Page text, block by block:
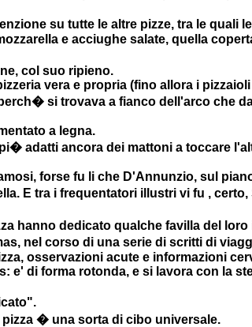
su tutte le altre pizze, tra le quali
e acciughe salate, quella
col suo ripieno.
vera e propria (fino allora i
si trovava a fianco dell'arco che
a legna.
adatti ancora dei mattoni a toccare
forse fu li che D'Annunzio, sul
E tra i frequentatori illustri vi fu , certo,
hanno dedicato qualche favilla del
nel corso di una serie di scritti di
osservazioni acute e informazioni
e' di forma rotonda, e si lavora con la
� una sorta di cibo universale.